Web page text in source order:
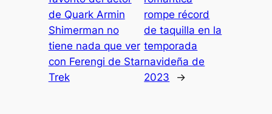
de Quark Armin
Shimerman no
tiene nada que ver
con Ferengi de Star
Trek
rompe récord
de taquilla en la
temporada
navideña de
2023
→